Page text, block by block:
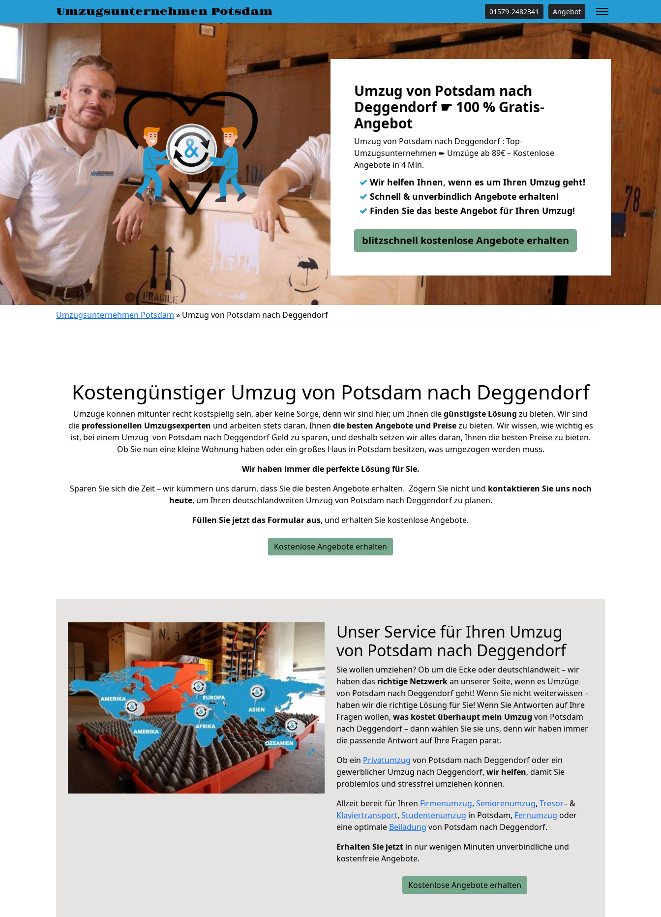
Umzugsunternehmen Potsdam 01579-2482341 Angebot
Umzug von Potsdam nach
Deggendorf ☛ 100 % Gratis-
Angebot
Umzug von Potsdam nach Deggendorf : Top-
Umzugsunternehmen ➨ Umzüge ab 89€ – Kostenlose
Angebote in 4 Min.
✓ Wir helfen Ihnen, wenn es um Ihren Umzug geht!
✓ Schnell & unverbindlich Angebote erhalten!
✓ Finden Sie das beste Angebot für Ihren Umzug!
blitzschnell kostenlose Angebote erhalten
Umzugsunternehmen Potsdam » Umzug von Potsdam nach Deggendorf
Kostengünstiger Umzug von Potsdam nach Deggendorf
Umzüge können mitunter recht kostspielig sein, aber keine Sorge, denn wir sind hier, um Ihnen diegünstigste Lösung zu bieten. Wir sind
die professionellen Umzugsexperten und arbeiten stets daran, Ihnen die besten Angebote und Preisezu bieten. Wir wissen, wie wichtig es
ist, bei einem Umzug von Potsdam nach Deggendorf Geld zu sparen, und deshalb setzen wir alles daran, Ihnen die besten Preise zu bieten.
Ob Sie nun eine kleine Wohnung haben oder ein großes Haus in Potsdam besitzen, was umgezogen werden muss.
Wir haben immer die perfekte Lösung für Sie.
Sparen Sie sich die Zeit – wir kümmern uns darum, dass Sie die besten Angebote erhalten. Zögern Sie nicht und kontaktieren Sie uns noch
heute, um Ihren deutschlandweiten Umzug von Potsdam nach Deggendorf zu planen.
Füllen Sie jetzt das Formular aus, und erhalten Sie kostenlose Angebote.
Kostenlose Angebote erhalten
Unser Service für Ihren Umzug
von Potsdam nach Deggendorf
Sie wollen umziehen? Ob um die Ecke oder deutschlandweit – wir
haben das richtige Netzwerkan unserer Seite, wenn es Umzüge
von Potsdam nach Deggendorf geht! Wenn Sie nicht weiterwissen –
haben wir die richtige Lösung für Sie! Wenn Sie Antworten auf Ihre
Fragen wollen, was kostet überhaupt mein Umzug von Potsdam
nach Deggendorf – dann wählen Sie sie uns, denn wir haben immer
die passende Antwort auf Ihre Fragen parat.
Ob ein Privatumzug von Potsdam nach Deggendorf oder ein
gewerblicher Umzug nach Deggendorf, wir helfen, damit Sie
problemlos und stressfrei umziehen können.
Allzeit bereit für Ihren Firmenumzug, Seniorenumzug, Tresor– &
Klaviertransport, Studentenumzug in Potsdam, Fernumzug oder
eine optimale Beiladung von Potsdam nach Deggendorf.
Erhalten Sie jetzt in nur wenigen Minuten unverbindliche und
kostenfreie Angebote.
Kostenlose Angebote erhalten